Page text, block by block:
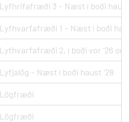
Lyfhrifafræði 3 - Næst í boði
Lyfhvarfafræði 1 - Næst í boði
Lyfhvarfafræði 2, í boði vor '26 og
Lyfjalög - Næst í boði haust '28
Lögfræði
Lögfræði